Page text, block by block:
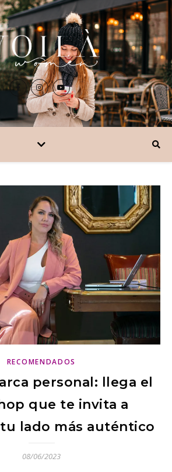
RECOMENDADOS
personal: llega el
que te invita a
lado más auténtico
08/06/2023